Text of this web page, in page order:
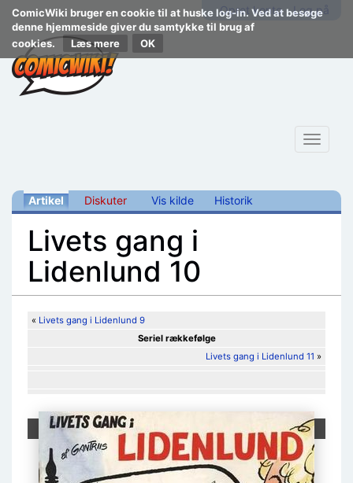
ComicWiki bruger en cookie til at huske log-in. Ved at besøge
denne hjemmeside giver du samtykke til brug af
cookies.
Læs mere
Opret konto Log på
Toggle
Artikel Diskuter Vis kilde Historik
Livets gang i
Lidenlund 10
« Livets gang i Lidenlund 9
Seriel rækkefølge
Livets gang i Lidenlund 11 »